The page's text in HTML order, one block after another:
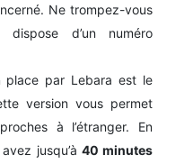
Ne trompez-vous
d’un numéro
place par Lebara est le
version vous permet
à l’étranger. En
jusqu’à 40 minutes